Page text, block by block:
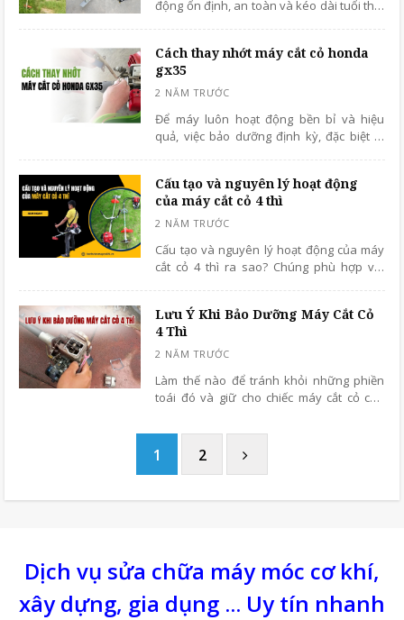
động ổn định, an toàn và kéo dài tuổi thọ,
Z cách lắp máy cắt cỏ Honda GX35 một
cách dễ hiểu nhất, dù là người mới cũng có
thể dễ dàng thực hiện.
Cách thay nhớt máy cắt cỏ honda
gx35
Để máy luôn hoạt động bền bỉ và hiệu
quả, việc bảo dưỡng định kỳ, đặc biệt là
nhớt máy cắt cỏ honda gx35, giúp bạn tự
tay thực hiện một cách tốt nhất.
Cấu tạo và nguyên lý hoạt động
của máy cắt cỏ 4 thì
Cấu tạo và nguyên lý hoạt động của máy
cắt cỏ 4 thì ra sao? Chúng phù hợp với
chọn chuẩn nhé!
Lưu Ý Khi Bảo Dưỡng Máy Cắt Cỏ
4 Thì
Làm thế nào để tránh khỏi những phiền
toái đó và giữ cho chiếc máy cắt cỏ của
trả lời nằm ở việc bảo dưỡng máy cắt cỏ 4
thì định kỳ và đúng cách. Cùng kỹ thuật
1 2
Dịch vụ sửa chữa máy móc cơ khí,
xây dựng, gia dụng ... Uy tín nhanh